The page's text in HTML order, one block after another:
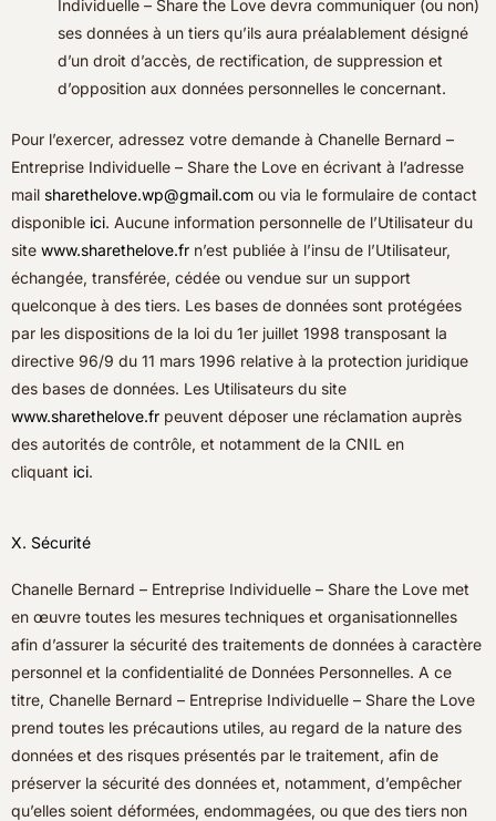
Individuelle – Share the Love devra communiquer (ou non)
ses données à un tiers qu’ils aura préalablement désigné
d’un droit d’accès, de rectification, de suppression et
d’opposition aux données personnelles le concernant.
Pour l’exercer, adressez votre demande à Chanelle Bernard –
Entreprise Individuelle – Share the Love en écrivant à l’adresse
mail sharethelove.wp@gmail.com ou via le formulaire de contact
disponible ici. Aucune information personnelle de l’Utilisateur du
site www.sharethelove.fr n’est publiée à l’insu de l’Utilisateur,
échangée, transférée, cédée ou vendue sur un support
quelconque à des tiers. Les bases de données sont protégées
par les dispositions de la loi du 1er juillet 1998 transposant la
directive 96/9 du 11 mars 1996 relative à la protection juridique
des bases de données. Les Utilisateurs du site
www.sharethelove.fr peuvent déposer une réclamation auprès
des autorités de contrôle, et notamment de la CNIL en
cliquant ici.
X. Sécurité
Chanelle Bernard – Entreprise Individuelle – Share the Love met
en œuvre toutes les mesures techniques et organisationnelles
afin d’assurer la sécurité des traitements de données à caractère
personnel et la confidentialité de Données Personnelles. A ce
titre, Chanelle Bernard – Entreprise Individuelle – Share the Love
prend toutes les précautions utiles, au regard de la nature des
données et des risques présentés par le traitement, afin de
préserver la sécurité des données et, notamment, d’empêcher
qu’elles soient déformées, endommagées, ou que des tiers non